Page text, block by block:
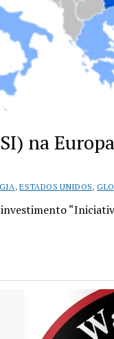
na
,ESTADOS UNIDOS,